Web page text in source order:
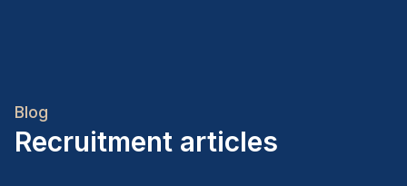
Blog
Recruitment articles